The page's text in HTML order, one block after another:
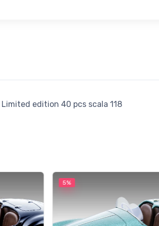
Limited edition 40 pcs scala 118
5%